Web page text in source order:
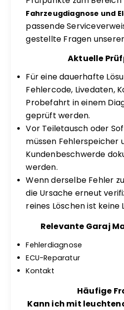
Fahrzeugdiagnose und
passende
gestellte Fragen
Aktuelle
Für eine dauerhafte
Fehlercode, Livedaten,
Probefahrt in einem
geprüft werden.
Vor Teiletausch oder
müssen Fehlerspeicher
Kundenbeschwerde
werden.
Wenn derselbe Fehler
die Ursache erneut
reines Löschen ist keine
Relevante Garaj
Fehlerdiagnose
ECU-Reparatur
Kontakt
Häufige
Kann ich mit